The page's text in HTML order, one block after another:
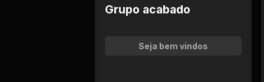
Grupo acabado
Seja bem vindos